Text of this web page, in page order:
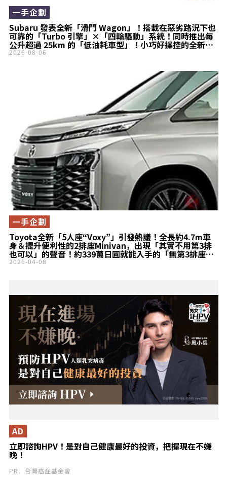
Subaru 發表全新「滑門 Wagon」！搭載在惡劣路況下也
可靠的「Turbo 引擎」×「四輪驅動」系統！同時推出每
公升超過 25km 的「低油耗車型」！小巧好操控的全新
Stella 登場！
一手企劃
2026-08-06
Toyota全新「5人座“Voxy”」引發熱議！全長約4.7m車
身＆提升便利性的2排座Minivan，出現「其實不用第3排
也可以」的聲音！約339萬日圓就能入手的「無第3排座
椅」版本是什麼？
一手企劃
2026-04-08
立即諮詢HPV！是對自己健康最好的投資，把握現在不嫌
晚！
AD
PR．台灣癌症基金會